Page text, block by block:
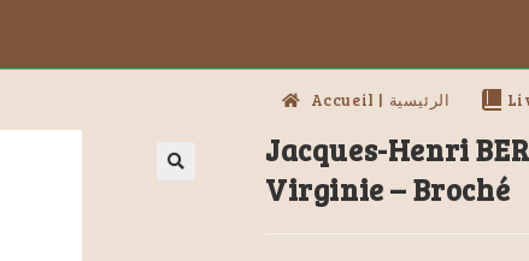
Accueil | الرئيسية
Jacques-Henri
Virginie – Broché